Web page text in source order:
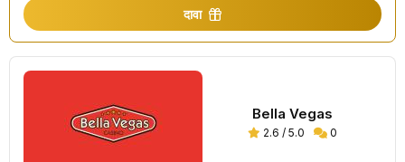
दावा
Bella Vegas
2.6 / 5.0 0